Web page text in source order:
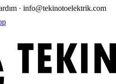
· info@tekinotoelektrik.com